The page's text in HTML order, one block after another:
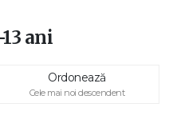
ani
Ordonează
Cele mai noi descendent